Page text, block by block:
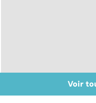
Inflammation des
amygdales : que
Voir